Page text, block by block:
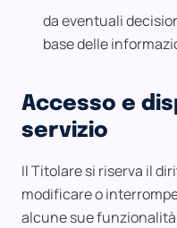
da eventuali
base delle
Accesso e
servizio
Il Titolare si riserva il
modificare o
alcune sue